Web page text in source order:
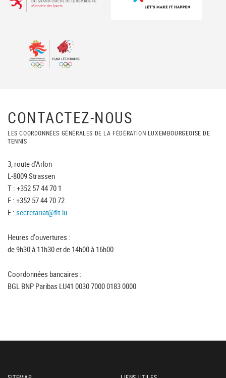
CONTACTEZ-NOUS
LES COORDONNÉES GÉNÉRALES DE LA FÉDÉRATION LUXEMBOURGEOISE DE
TENNIS
3, route d'Arlon
L-8009 Strassen
T : +352 57 44 70 1
F : +352 57 44 70 72
E : secretariat@flt.lu
Heures d'ouvertures :
de 9h30 à 11h30 et de 14h00 à 16h00
Coordonnées bancaires :
BGL BNP Paribas LU41 0030 7000 0183 0000